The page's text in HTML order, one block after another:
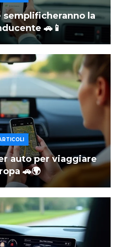
semplificheranno la
🚗📱
auto per viaggiare
🚗🌍